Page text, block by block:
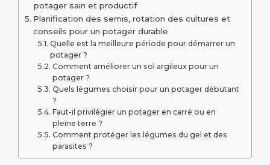
potager sain et productif
Planification des semis, rotation des cultures et
conseils pour un potager durable
Quelle est la meilleure période pour démarrer un
potager ?
Comment améliorer un sol argileux pour un
potager ?
Quels légumes choisir pour un potager débutant
?
Faut-il privilégier un potager en carré ou en
pleine terre ?
Comment protéger les légumes du gel et des
parasites ?